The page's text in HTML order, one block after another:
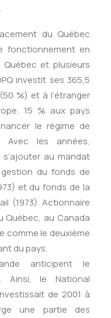
du Québec
fonctionnement en
et plusieurs
investit ses 365,5
%) et à l’étranger
15 % aux pays
le régime de
Avec les années,
au mandat
du fonds de
et du fonds de la
(1973). Actionnaire
Québec, au Canada
comme le deuxième
du pays.
anticipent le
Ainsi, le National
de 2001 à
une partie des